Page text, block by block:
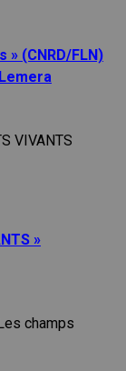
(CNRD/FLN)
»
champs